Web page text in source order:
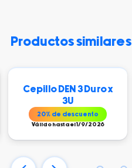
productos similares
Cepillo DEN 3 Duro x
3U
20% de descuento
Válido hasta el 1/9/2026